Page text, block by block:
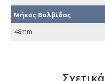
Μήκος Βαλβίδας
48mm